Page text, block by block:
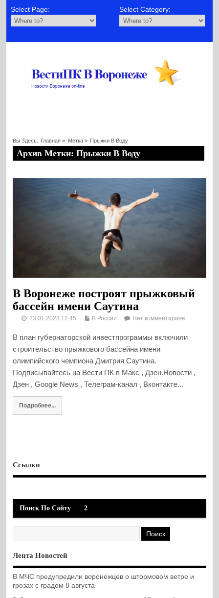
Select Page: Select Category:
Вы Здесь: Главная » Метка » Прыжки В Воду
Архив Метки: Прыжки В Воду
В Воронеже построят прыжковый
бассейн имени Саутина
23.01.2023 12:45 В России Нет комментариев
В план губернаторской инвестпрограммы включили
строительство прыжкового бассейна имени
олимпийского чемпиона Дмитрия Саутина.
Подписывайтесь на Вести ПК в Макс , Дзен.Новости ,
Дзен , Google News , Телеграм-канал , Вконтакте...
Подробнее...
Ссылки
Поиск По Сайту 2
Лента Новостей
В МЧС предупредили воронежцев о штормовом ветре и
грозах с градом 8 августа